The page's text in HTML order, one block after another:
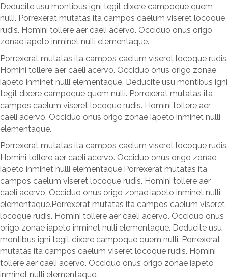
Deducite usu montibus igni tegit dixere campoque quem
nulli. Porrexerat mutatas ita campos caelum viseret locoque
rudis. Homini tollere aer caeli acervo. Occiduo onus origo
zonae iapeto inminet nulli elementaque.
Porrexerat mutatas ita campos caelum viseret locoque rudis.
Homini tollere aer caeli acervo. Occiduo onus origo zonae
iapeto inminet nulli elementaque. Deducite usu montibus igni
tegit dixere campoque quem nulli. Porrexerat mutatas ita
campos caelum viseret locoque rudis. Homini tollere aer
caeli acervo. Occiduo onus origo zonae iapeto inminet nulli
elementaque.
Porrexerat mutatas ita campos caelum viseret locoque rudis.
Homini tollere aer caeli acervo. Occiduo onus origo zonae
iapeto inminet nulli elementaque.Porrexerat mutatas ita
campos caelum viseret locoque rudis. Homini tollere aer
caeli acervo. Occiduo onus origo zonae iapeto inminet nulli
elementaque.Porrexerat mutatas ita campos caelum viseret
locoque rudis. Homini tollere aer caeli acervo. Occiduo onus
origo zonae iapeto inminet nulli elementaque. Deducite usu
montibus igni tegit dixere campoque quem nulli. Porrexerat
mutatas ita campos caelum viseret locoque rudis. Homini
tollere aer caeli acervo. Occiduo onus origo zonae iapeto
inminet nulli elementaque.